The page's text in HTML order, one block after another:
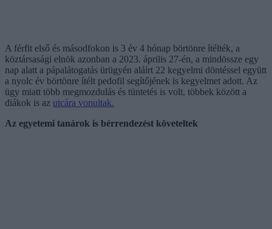
A férfit első és másodfokon is 3 év 4 hónap börtönre ítélték, a
köztársasági elnök azonban a 2023. április 27-én, a mindössze egy
nap alatt a pápalátogatás ürügyén aláírt 22 kegyelmi döntéssel együtt
a nyolc év börtönre ítélt pedofil segítőjének is kegyelmet adott. Az
ügy miatt több megmozdulás és tüntetés is volt, többek között a
diákok is az utcára vonultak.
Az egyetemi tanárok is bérrendezést követeltek